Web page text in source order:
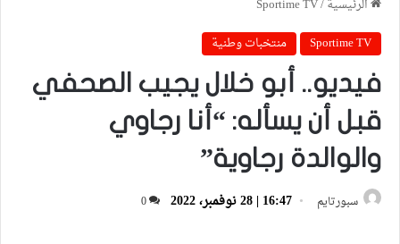
الرئيسية/
Sportime TV
Sportime TV
منتخبات وطنية
فيديو.. أبو خلال يجيب الصحفي
قبل أن يسأله: “أنا رجاوي
والوالدة رجاوية”
سبورتايم 16:47 | 28 نوفمبر، 2022 0